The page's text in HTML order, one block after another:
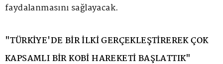
faydalanmasını sağlayacak.
"TÜRKİYE'DE BİR İLKİ GERÇEKLEŞTİREREK ÇOK
KAPSAMLI BİR KOBİ HAREKETİ BAŞLATTIK"